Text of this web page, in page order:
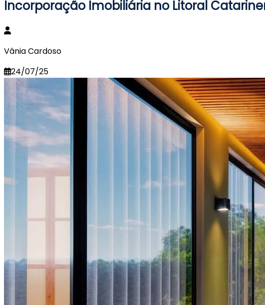
Incorporação Imobiliária no Litoral
Vânia Cardoso
24/07/25